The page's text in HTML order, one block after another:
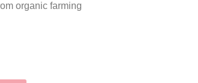
organic farming